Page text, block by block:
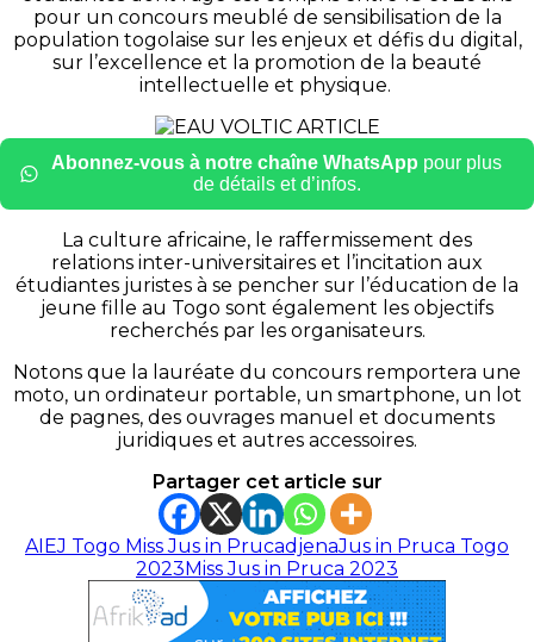
pour un concours meublé de sensibilisation de la
population togolaise sur les enjeux et défis du digital,
sur l’excellence et la promotion de la beauté
intellectuelle et physique.
Abonnez-vous à notre chaîne WhatsApp pour plus
de détails et d’infos.
La culture africaine, le raffermissement des
relations inter-universitaires et l’incitation aux
étudiantes juristes à se pencher sur l’éducation de la
jeune fille au Togo sont également les objectifs
recherchés par les organisateurs.
Notons que la lauréate du concours remportera une
moto, un ordinateur portable, un smartphone, un lot
de pagnes, des ouvrages manuel et documents
juridiques et autres accessoires.
Partager cet article sur
AIEJ Togo Miss Jus in PrucadjenaJus in Pruca Togo
2023Miss Jus in Pruca 2023